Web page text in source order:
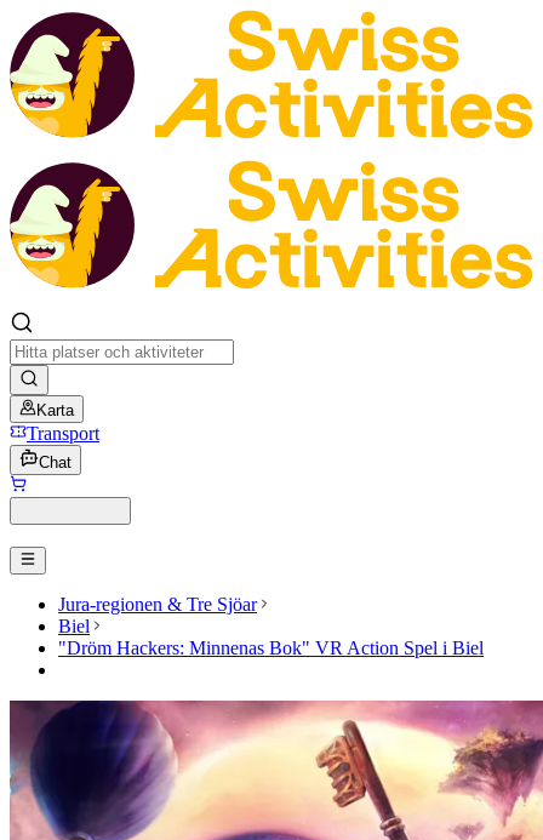
Karta
Transport
Chat
Jura-regionen & Tre Sjöar
Biel
"Dröm Hackers: Minnenas Bok" VR Action Spel i Biel